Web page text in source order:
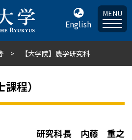
English
MENU
【大学院】農学研究科
程）
研究科長 内藤 重之